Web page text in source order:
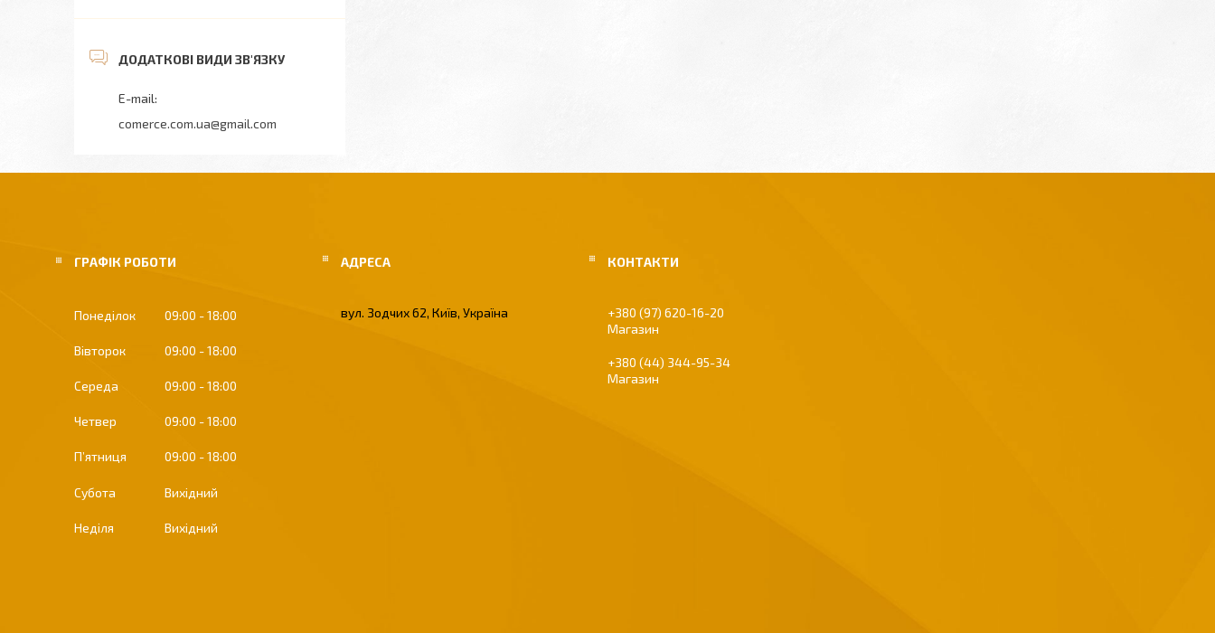
comerce.com.ua@gmail.com
ГРАФІК РОБОТИ
Понеділок 09:00 18:00
Вівторок 09:00 18:00
Середа 09:00 18:00
Четвер 09:00 18:00
Пʼятниця 09:00 18:00
Субота Вихідний
Неділя Вихідний
вул. Зодчих 62, Київ, Україна
+380 (97) 620-16-20
Магазин
+380 (44) 344-95-34
Магазин